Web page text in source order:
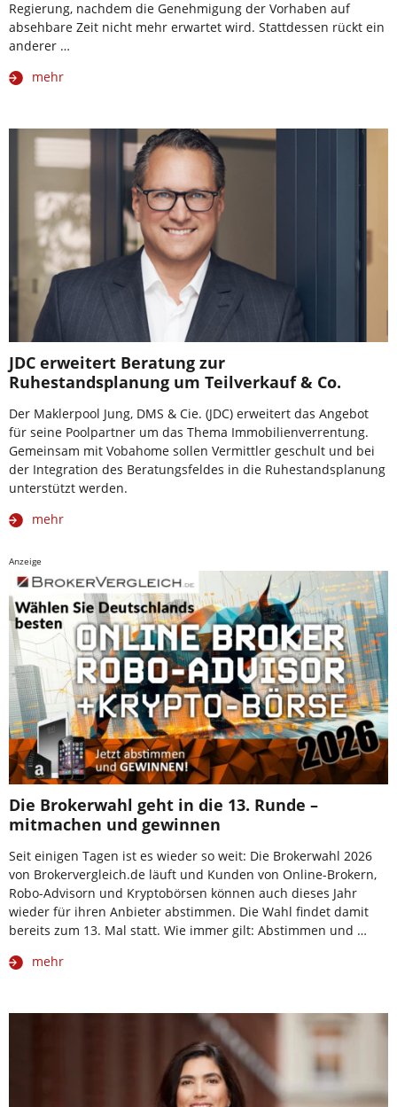
Regierung, nachdem die Genehmigung der Vorhaben auf
absehbare Zeit nicht mehr erwartet wird. Stattdessen rückt ein
anderer …
mehr
JDC erweitert Beratung zur
Ruhestandsplanung um Teilverkauf & Co.
Der Maklerpool Jung, DMS & Cie. (JDC) erweitert das Angebot
für seine Poolpartner um das Thema Immobilienverrentung.
Gemeinsam mit Vobahome sollen Vermittler geschult und bei
der Integration des Beratungsfeldes in die Ruhestandsplanung
unterstützt werden.
mehr
Anzeige
Die Brokerwahl geht in die 13. Runde –
mitmachen und gewinnen
Seit einigen Tagen ist es wieder so weit: Die Brokerwahl 2026
von Brokervergleich.de läuft und Kunden von Online-Brokern,
Robo-Advisorn und Kryptobörsen können auch dieses Jahr
wieder für ihren Anbieter abstimmen. Die Wahl findet damit
bereits zum 13. Mal statt. Wie immer gilt: Abstimmen und …
mehr